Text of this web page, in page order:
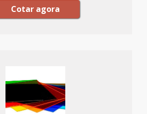
Cotar agora